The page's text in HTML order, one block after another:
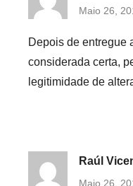
o
c
i
a
Maio 26,
Depois de entregue
considerada certa,
legitimidade de
Raúl
Maio 26,